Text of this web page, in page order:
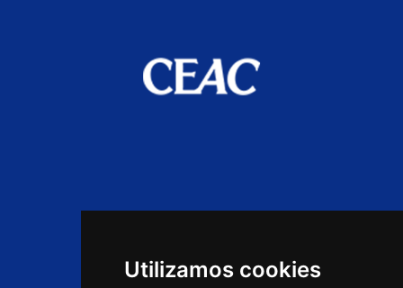
Utilizamos cookies
Ofertas de empleo